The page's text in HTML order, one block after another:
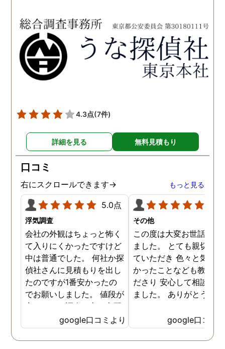
た。 調査も私の望む結果を
得るべく、尽力して頂き、
密に連絡をいただきなが
ら、丁寧に対応してくださ
いました。 おかげで、とて
も、不安で日々辛い気持ち
対応して頂いた上に、かな
り迅速に弁護士に関するア
ドバイスを頂き繋いで下さ
った事、本当に感謝してい
ます。
何かありましたらご相談
せて頂きたいと思います
4.3点(7件)
詳細を見る 無料見積もり
口コミ
右にスクロールできます→ もっと見る
5.0点
浮気調査
会社の外観はちょっと怖く
て入りにくかったですけど
中は普通でした。 何社か探
偵社さんに見積もりを出し
たのですが1番安かったの
でお願いしました。 値段が
安いので、調査の方が心配
でしたがしっかり浮気の証
拠を押さえて頂けました。
ありがとう御座いました。
google口コミより
その他
この度は大変お世話にな
ました。 とても親切に
ていただき 色々と気付
かったことなども教えて
ださり 安心して相談が
ました。 ありがとうご
google口コミ